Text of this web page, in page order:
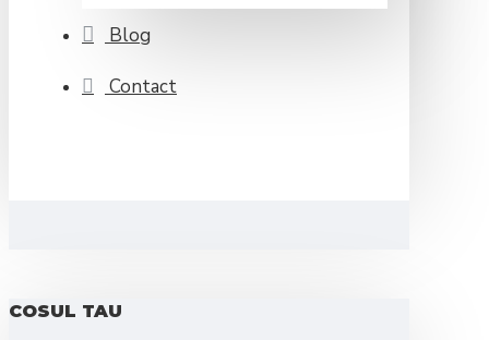
Blog
Contact
COSUL TAU